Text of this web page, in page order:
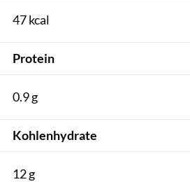
47 kcal
Protein
0.9 g
Kohlenhydrate
12 g